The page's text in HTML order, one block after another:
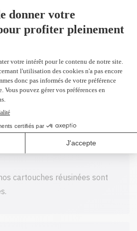
Ruban
noir/rouge (boîte
29,99$
Compatible en
remplacement
Ruban mauve
cartouches réusinées sont